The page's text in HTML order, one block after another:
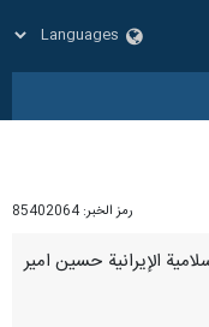
رمز الخبر: 85402064
الإيرانية حسين امير